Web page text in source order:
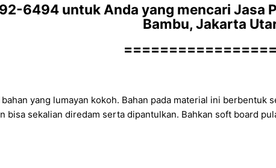
6494 untuk Anda yang mencari Jasa
Bambu, Jakarta
yang lumayan kokoh. Bahan pada material ini berbentuk
bisa sekalian diredam serta dipantulkan. Bahkan soft board